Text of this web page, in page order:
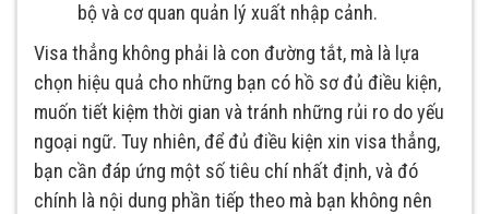
bộ và cơ quan quản lý xuất nhập cảnh.
Visa thẳng không phải là con đường tắt, mà là lựa
chọn hiệu quả cho những bạn có hồ sơ đủ điều kiện,
muốn tiết kiệm thời gian và tránh những rủi ro do yếu
ngoại ngữ. Tuy nhiên, để đủ điều kiện xin visa thẳng,
bạn cần đáp ứng một số tiêu chí nhất định, và đó
chính là nội dung phần tiếp theo mà bạn không nên